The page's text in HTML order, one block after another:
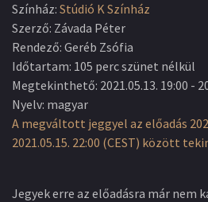
Színház: Stúdió K Színház
Szerző: Závada Péter
Rendező: Geréb Zsófia
Időtartam: 105 perc szünet nélkül
Megtekinthető: 2021.05.13. 19:00 -
Nyelv: magyar
A megváltott jeggyel az előadás
2021.05.15. 22:00 (CEST) között
Jegyek erre az előadásra már nem